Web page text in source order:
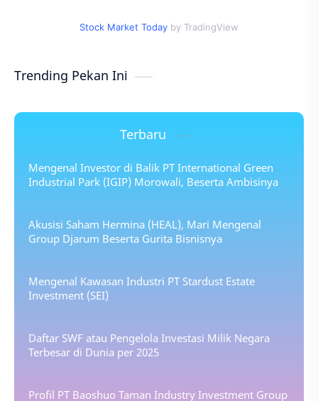
Stock Market Today by TradingView
Trending Pekan Ini
Terbaru
Mengenal Investor di Balik PT International Green
Industrial Park (IGIP) Morowali, Beserta Ambisinya
Akusisi Saham Hermina (HEAL), Mari Mengenal
Group Djarum Beserta Gurita Bisnisnya
Mengenal Kawasan Industri PT Stardust Estate
Investment (SEI)
Daftar SWF atau Pengelola Investasi Milik Negara
Terbesar di Dunia per 2025
Profil PT Baoshuo Taman Industry Investment Group